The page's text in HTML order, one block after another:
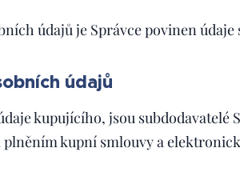
údajů je Správce povinen údaje
údajů
kupujícího, jsou subdodavatelé
kupní smlouvy a